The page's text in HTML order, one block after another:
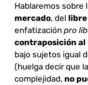
Hablaremos sobre
mercado, del
enfatización pro
contraposición
bajo sujetos igual
(huelga decir que
complejidad, no